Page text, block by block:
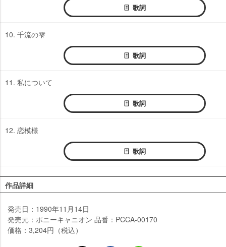
歌詞
10. 千流の雫
歌詞
11. 私について
歌詞
12. 恋模様
歌詞
作品詳細
発売日：1990年11月14日
発売元：ポニーキャニオン 品番：PCCA-00170
価格：3,204円（税込）